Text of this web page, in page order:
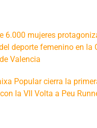
6.000 mujeres
deporte femenino en la
Valencia
Popular cierra la
la VII Volta a Peu